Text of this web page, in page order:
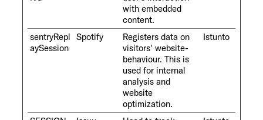
with embedded
content.
sentryRepl
aySession
Spotify
Registers data on
visitors' website-
behaviour. This is
used for internal
analysis and
website
optimization.
Istunto